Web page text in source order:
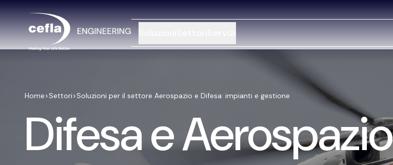
Home>Settori>Soluzioni per il settore Aerospazio e Difesa: impianti e gestione
Difesa e Aerospazio